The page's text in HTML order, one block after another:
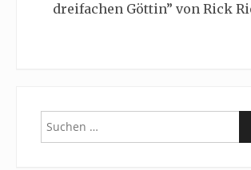
dreifachen Göttin” von Rick
Suchen
nach: